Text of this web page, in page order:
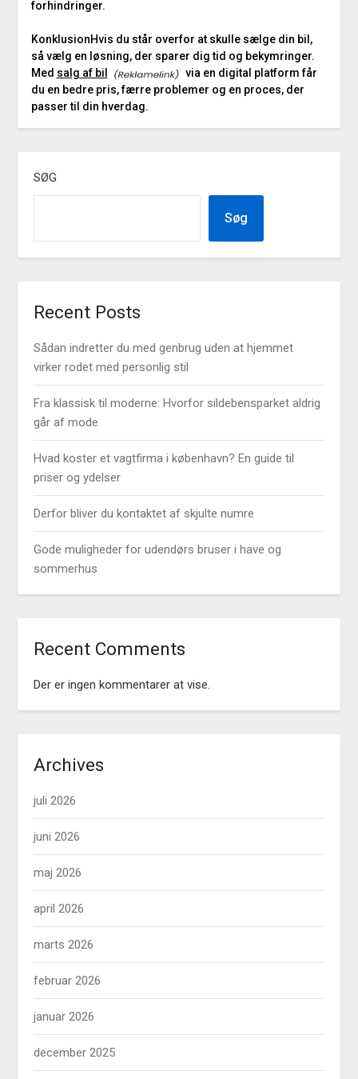
forhindringer.
KonklusionHvis du står overfor at skulle sælge din bil,
så vælg en løsning, der sparer dig tid og bekymringer.
Med salg af bil
via en digital platform får
du en bedre pris, færre problemer og en proces, der
passer til din hverdag.
SØG
Søg
Recent Posts
Sådan indretter du med genbrug uden at hjemmet
virker rodet med personlig stil
Fra klassisk til moderne: Hvorfor sildebensparket aldrig
går af mode
Hvad koster et vagtfirma i københavn? En guide til
priser og ydelser
Derfor bliver du kontaktet af skjulte numre
Gode muligheder for udendørs bruser i have og
sommerhus
Recent Comments
Der er ingen kommentarer at vise.
Archives
juli 2026
juni 2026
maj 2026
april 2026
marts 2026
februar 2026
januar 2026
december 2025